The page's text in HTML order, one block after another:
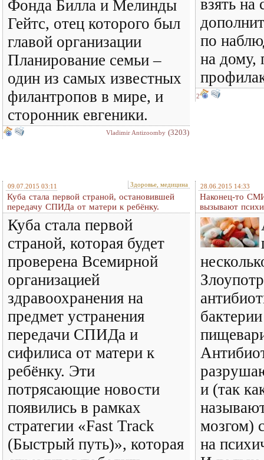
Фонда Билла и Мелинды
Гейтс, отец которого был
главой организации
Планирование семьи –
один из самых известных
филантропов в мире, и
сторонник евгеники.
Vladimir Antizoomby (3203)
взять на
по
на дому,
2
09.07.2015 03:11 Здоровье, медицина
Куба стала первой страной, остановившей
передачу СПИДа от матери к ребёнку.
Куба стала первой
страной, которая будет
проверена Всемирной
организацией
здравоохранения на
предмет устранения
передачи СПИДа и
сифилиса от матери к
ребёнку. Эти
потрясающие новости
появились в рамках
стратегии «Fast Track
(Быстрый путь)», которая
28.06.2015 14:33
Наконец-то
вызывают
и (так
мозгом)
на